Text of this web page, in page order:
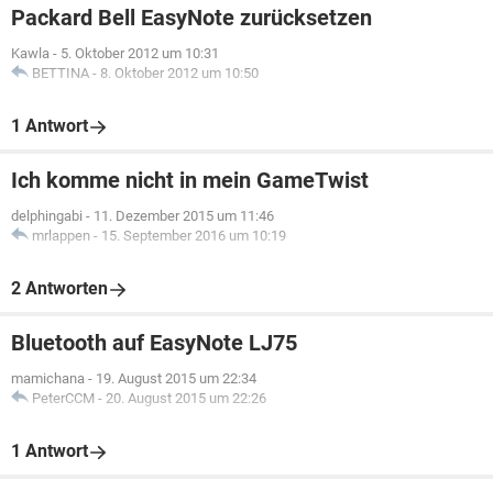
Packard Bell EasyNote zurücksetzen
Kawla - 5. Oktober 2012 um 10:31
BETTINA - 8. Oktober 2012 um 10:50
1 Antwort
Ich komme nicht in mein GameTwist
delphingabi - 11. Dezember 2015 um 11:46
mrlappen - 15. September 2016 um 10:19
2 Antworten
Bluetooth auf EasyNote LJ75
mamichana - 19. August 2015 um 22:34
PeterCCM - 20. August 2015 um 22:26
1 Antwort